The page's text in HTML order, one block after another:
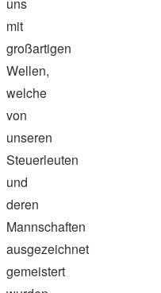
uns
mit
großartigen
Wellen,
welche
von
unseren
Steuerleuten
und
deren
Mannschaften
ausgezeichnet
gemeistert